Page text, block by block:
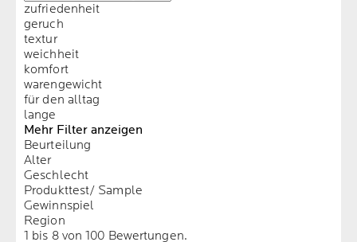
zufriedenheit
geruch
textur
weichheit
komfort
warengewicht
für den alltag
lange
Mehr Filter anzeigen
Beurteilung
Alter
Geschlecht
Produkttest/ Sample
Gewinnspiel
Region
1 bis 8 von 100 Bewertungen.